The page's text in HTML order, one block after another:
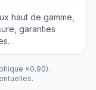
haut de gamme,
garanties
×0.90).